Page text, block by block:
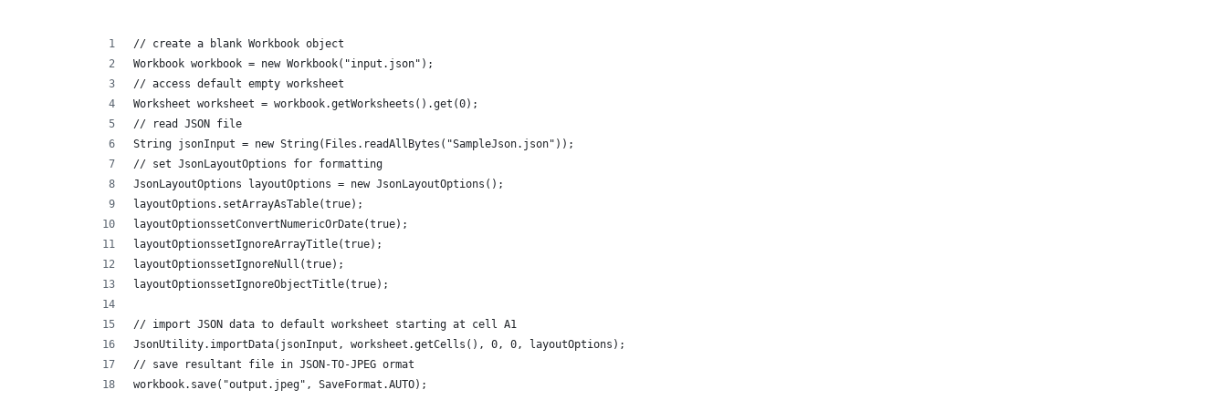
// create a blank Workbook object
Workbook workbook = new Workbook("input.json");
// access default empty worksheet
Worksheet worksheet = workbook.getWorksheets().get(0);
// read JSON file
String jsonInput = new String(Files.readAllBytes("SampleJson.json"));
// set JsonLayoutOptions for formatting
JsonLayoutOptions layoutOptions = new JsonLayoutOptions();
layoutOptions.setArrayAsTable(true);
layoutOptionssetConvertNumericOrDate(true);
layoutOptionssetIgnoreArrayTitle(true);
layoutOptionssetIgnoreNull(true);
layoutOptionssetIgnoreObjectTitle(true);
// import JSON data to default worksheet starting at cell A1
JsonUtility.importData(jsonInput, worksheet.getCells(), 0, 0, layoutOptions);
// save resultant file in JSON-TO-JPEG ormat
workbook.save("output.jpeg", SaveFormat.AUTO);